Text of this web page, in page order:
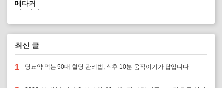
최신 글
1 당뇨약 먹는 50대 혈당 관리법, 식후 10분 움직이기가 답입니다